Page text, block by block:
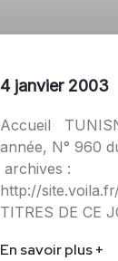
4 janvier 2003
Accueil
année, N° 960
archives :
http://
TITRES DE CE
En savoir plus +